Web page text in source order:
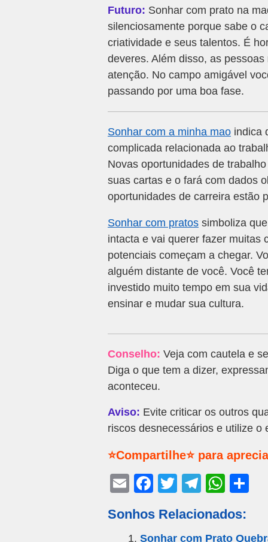
Futuro: Sonhar com prato na
silenciosamente porque sabe o
criatividade e seus talentos. É
deveres. Além disso, as
atenção. No campo amigável
passando por uma boa fase.
Sonhar com a minha mao indica
complicada relacionada ao
Novas oportunidades de
suas cartas e o fará com dados
oportunidades de carreira estão
Sonhar com pratos simboliza
intacta e vai querer fazer muitas
potenciais começam a chegar.
alguém distante de você. Você
investido muito tempo em sua
ensinar e mudar sua cultura.
Conselho: Veja com cautela e
Diga o que tem a dizer,
aconteceu.
Aviso: Evite criticar os outros
riscos desnecessários e utilize o
⭐Compartilhe⭐ para
E
ail
F
c
T
tt
T
e
W
at
Sonhos Relacionados:
Sonhar com Prato